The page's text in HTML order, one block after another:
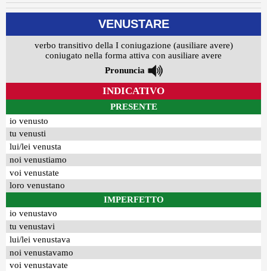
VENUSTARE
verbo transitivo della I coniugazione (ausiliare avere)
coniugato nella forma attiva con ausiliare avere
Pronuncia
INDICATIVO
PRESENTE
io venusto
tu venusti
lui/lei venusta
noi venustiamo
voi venustate
loro venustano
IMPERFETTO
io venustavo
tu venustavi
lui/lei venustava
noi venustavamo
voi venustavate